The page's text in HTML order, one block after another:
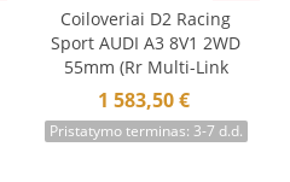
Coiloveriai D2 Racing
Sport AUDI A3 8V1 2WD
55mm (Rr Multi-Link
Suspension) Modified Rr
Integrated 12+
1 583,50 €
Pristatymo terminas: 3-7 d.d.